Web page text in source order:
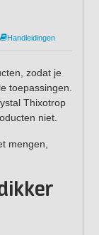
Handleidingen
zodat je
toepassingen.
Thixotrop
niet.
mengen,